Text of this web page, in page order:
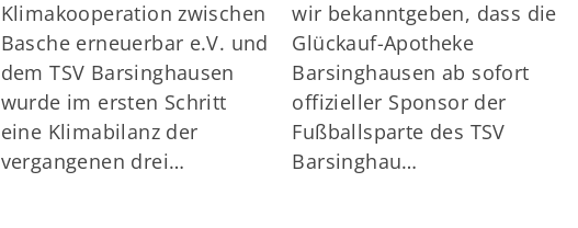
Klimakooperation zwischen
Basche erneuerbar e.V. und
dem TSV Barsinghausen
wurde im ersten Schritt
eine Klimabilanz der
vergangenen drei…
wir bekanntgeben, dass die
Glückauf-Apotheke
Barsinghausen ab sofort
offizieller Sponsor der
Fußballsparte des TSV
Barsinghau…